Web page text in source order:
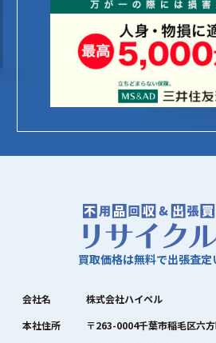
買取価格は無料で出張査定
会社名
株式会社ハイペル
本社住所
〒263-0004千葉市稲毛区六